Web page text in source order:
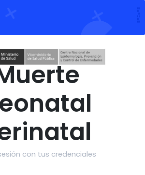
con tus credenciales